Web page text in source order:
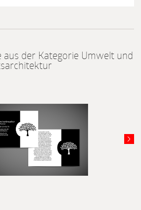
aus der Kategorie Umwelt und